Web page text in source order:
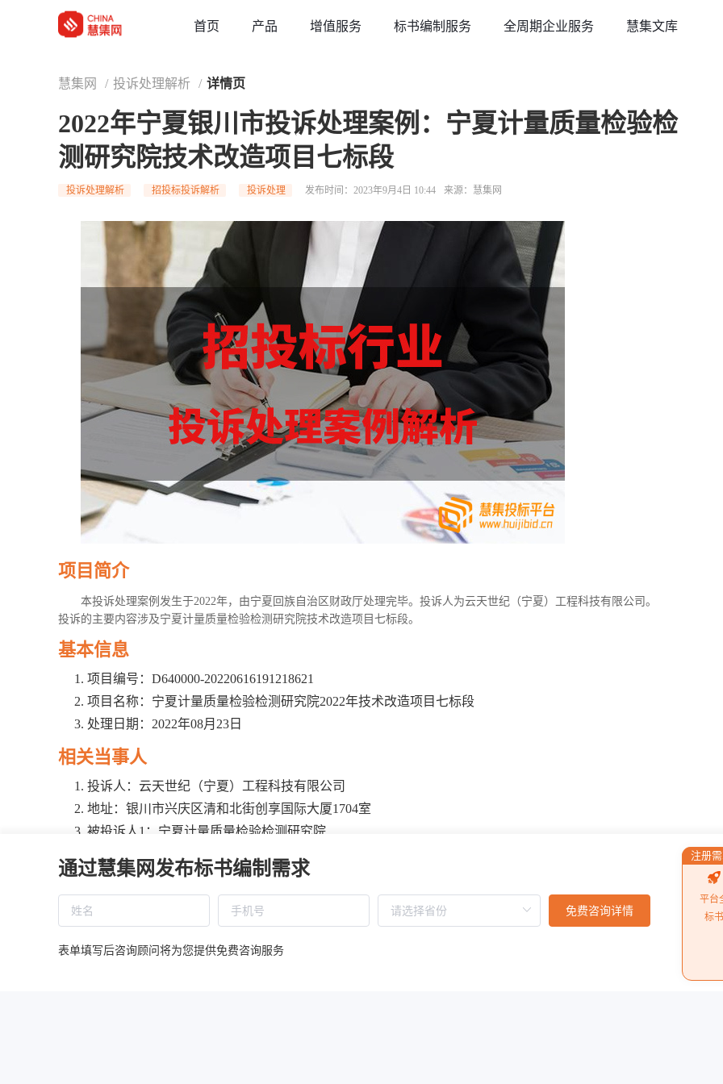
首页 产品 增值服务 标书编制服务 全周期企业服务 慧集文库
慧集网 / 投诉处理解析 / 详情页
2022年宁夏银川市投诉处理案例：宁夏计量质量检验检
测研究院技术改造项目七标段
投诉处理解析 招投标投诉解析 投诉处理 发布时间：2023年9月4日 10:44 来源：慧集网
项目简介
本投诉处理案例发生于2022年，由宁夏回族自治区财政厅处理完毕。投诉人为云天世纪（宁夏）工程科技有限公司。
投诉的主要内容涉及宁夏计量质量检验检测研究院技术改造项目七标段。
基本信息
项目编号：D640000-20220616191218621
项目名称：宁夏计量质量检验检测研究院2022年技术改造项目七标段
处理日期：2022年08月23日
相关当事人
投诉人：云天世纪（宁夏）工程科技有限公司
地址：银川市兴庆区清和北街创享国际大厦1704室
被投诉人1：宁夏计量质量检验检测研究院
被投诉人2：宁夏智诚博誉项目管理咨询有限公司
地址：银川市虹桥南街天源财汇中心A座27楼
地址：
通过慧集网发布标书编制需求
免费咨询详情
表单填写后咨询顾问将为您提供免费咨询服务
注册
平台
标